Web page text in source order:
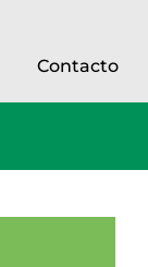
Contacto